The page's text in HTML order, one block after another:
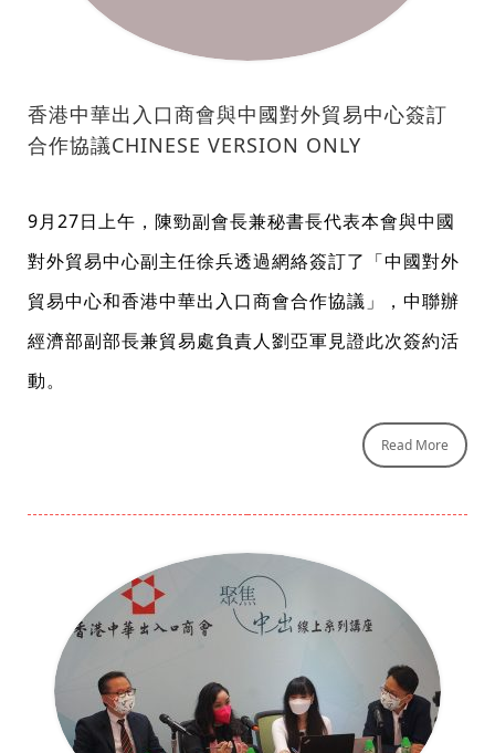
香港中華出入口商會與中國對外貿易中心簽訂
合作協議CHINESE VERSION ONLY
9月27日上午，陳勁副會長兼秘書長代表本會與中國
對外貿易中心副主任徐兵透過網絡簽訂了「中國對外
貿易中心和香港中華出入口商會合作協議」，中聯辦
經濟部副部長兼貿易處負責人劉亞軍見證此次簽約活
動。
Read More